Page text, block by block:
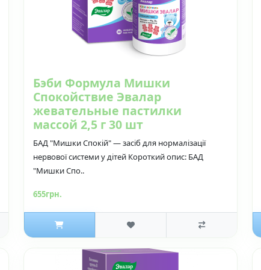
Бэби Формула Мишки
Спокойствие Эвалар
жевательные пастилки
массой 2,5 г 30 шт
БАД "Мишки Спокій" — засіб для нормалізації
нервової системи у дітей Короткий опис: БАД
"Мишки Спо..
655грн.